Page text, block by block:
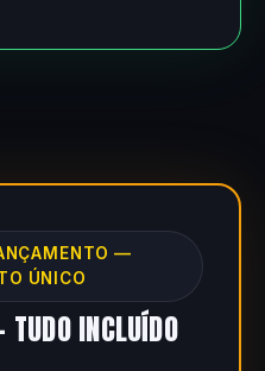
—
ÚNICO
INCLUÍDO